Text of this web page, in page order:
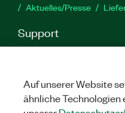
Aktuelles/Presse
Support
Downloads
Auf unserer Website
ähnliche Technologien